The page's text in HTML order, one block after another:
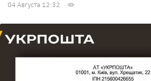
04 Августа 12:32